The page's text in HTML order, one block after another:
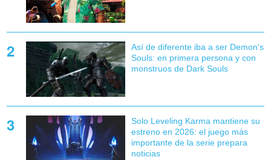
Así de diferente iba a ser Demon's
Souls: en primera persona y con
monstruos de Dark Souls
Solo Leveling Karma mantiene su
estreno en 2026: el juego más
importante de la serie prepara
noticias